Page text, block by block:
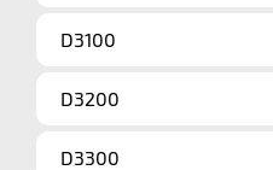
D3100
D3200
D3300